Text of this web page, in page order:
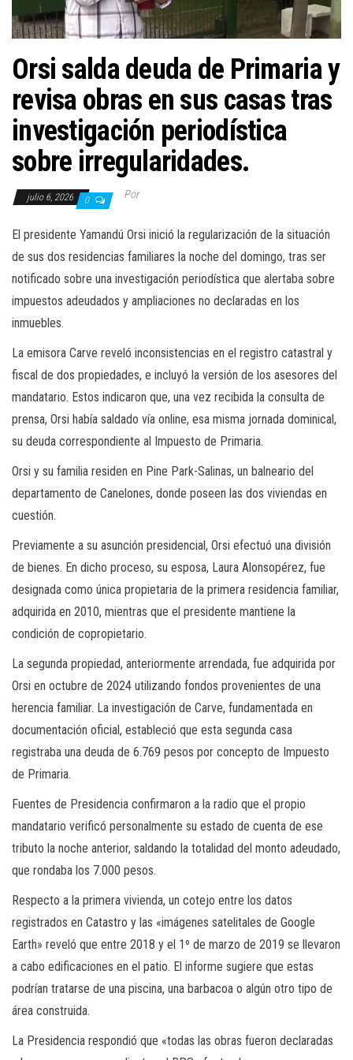
Orsi salda deuda de Primaria y
revisa obras en sus casas tras
investigación periodística
sobre irregularidades.
julio 6, 2026 0 Por
El presidente Yamandú Orsi inició la regularización de la situación
de sus dos residencias familiares la noche del domingo, tras ser
notificado sobre una investigación periodística que alertaba sobre
impuestos adeudados y ampliaciones no declaradas en los
inmuebles.
La emisora Carve reveló inconsistencias en el registro catastral y
fiscal de dos propiedades, e incluyó la versión de los asesores del
mandatario. Estos indicaron que, una vez recibida la consulta de
prensa, Orsi había saldado vía online, esa misma jornada dominical,
su deuda correspondiente al Impuesto de Primaria.
Orsi y su familia residen en Pine Park-Salinas, un balneario del
departamento de Canelones, donde poseen las dos viviendas en
cuestión.
Previamente a su asunción presidencial, Orsi efectuó una división
de bienes. En dicho proceso, su esposa, Laura Alonsopérez, fue
designada como única propietaria de la primera residencia familiar,
adquirida en 2010, mientras que el presidente mantiene la
condición de copropietario.
La segunda propiedad, anteriormente arrendada, fue adquirida por
Orsi en octubre de 2024 utilizando fondos provenientes de una
herencia familiar. La investigación de Carve, fundamentada en
documentación oficial, estableció que esta segunda casa
registraba una deuda de 6.769 pesos por concepto de Impuesto
de Primaria.
Fuentes de Presidencia confirmaron a la radio que el propio
mandatario verificó personalmente su estado de cuenta de ese
tributo la noche anterior, saldando la totalidad del monto adeudado,
que rondaba los 7.000 pesos.
Respecto a la primera vivienda, un cotejo entre los datos
registrados en Catastro y las «imágenes satelitales de Google
Earth» reveló que entre 2018 y el 1º de marzo de 2019 se llevaron
a cabo edificaciones en el patio. El informe sugiere que estas
podrían tratarse de una piscina, una barbacoa o algún otro tipo de
área construida.
La Presidencia respondió que «todas las obras fueron declaradas